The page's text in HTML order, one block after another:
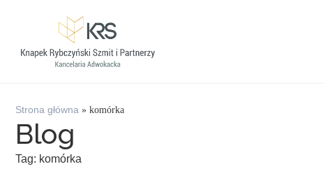
Strona główna » komórka
Blog
Tag: komórka